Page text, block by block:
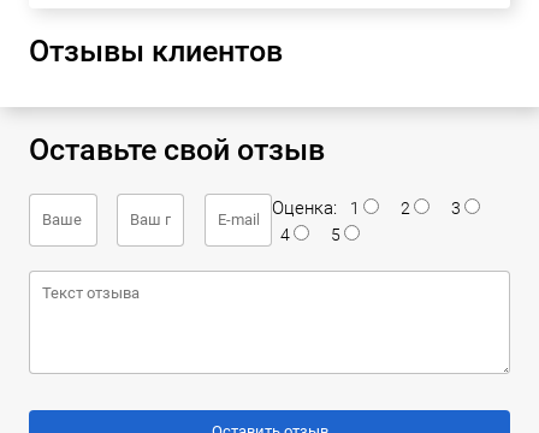
Отзывы клиентов
Оставьте свой отзыв
Оценка: 1 2
3
4
5